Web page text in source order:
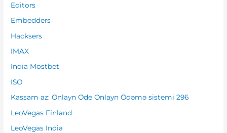
Editors
Embedders
Hacksers
IMAX
India Mostbet
ISO
Kassam az: Onlayn Ode Onlayn Ödəmə sistemi 296
LeoVegas Finland
LeoVegas India